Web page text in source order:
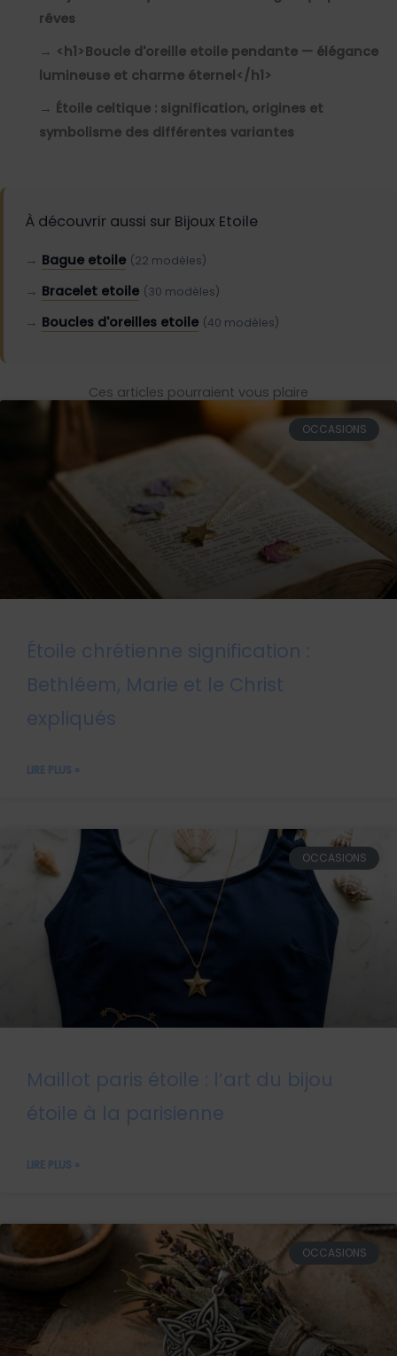
rêves
→ <h1>Boucle d'oreille etoile pendante — élégance
lumineuse et charme éternel</h1>
→ Étoile celtique : signification, origines et
symbolisme des différentes variantes
À découvrir aussi sur Bijoux Etoile
→ Bague etoile (22 modèles)
→ Bracelet etoile (30 modèles)
→ Boucles d'oreilles etoile (40 modèles)
Ces articles pourraient vous plaire
OCCASIONS
Étoile chrétienne signification :
Bethléem, Marie et le Christ
expliqués
LIRE PLUS »
OCCASIONS
Maillot paris étoile : l’art du bijou
étoile à la parisienne
LIRE PLUS »
OCCASIONS